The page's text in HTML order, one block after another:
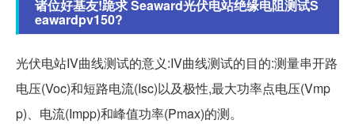
诸位好基友!跪求 Seaward光伏电站绝缘电阻测试S
eawardpv150?
光伏电站IV曲线测试的意义:IV曲线测试的目的:测量串开路
电压(Voc)和短路电流(Isc)以及极性,最大功率点电压(Vmp
p)、电流(Impp)和峰值功率(Pmax)的测。